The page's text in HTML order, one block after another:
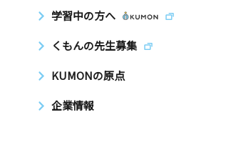
学習中の方へ
くもんの先生募集
KUMONの原点
企業情報